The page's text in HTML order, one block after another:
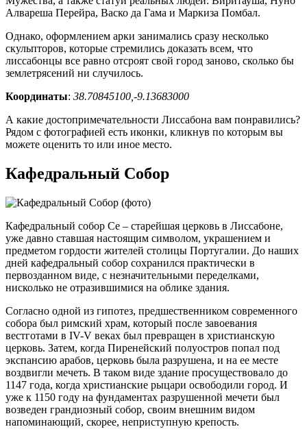
Алвареша Перейра, Васко да Гама и Маркиза Помбал.
Однако, оформлением арки занимались сразу несколько
скульпторов, которые стремились доказать всем, что
лиссабонцы все равно отсроят свой город заново, сколько бы
землетрясений ни случилось.
Координаты: 38.70845100,-9.13683000
А какие достопримечательности Лиссабона вам понравились?
Рядом с фотографией есть иконки, кликнув по которым вы
можете оценить то или иное место.
Кафедральный Собор
Кафедральный собор Се – старейшая церковь в Лиссабоне,
уже давно ставшая настоящим символом, украшением и
предметом гордости жителей столицы Португалии. До наших
дней кафедральный собор сохранился практически в
первозданном виде, с незначительными переделками,
нисколько не отразившимися на облике здания.
Согласно одной из гипотез, предшественником современного
собора был римский храм, который после завоевания
вестготами в IV-V веках был превращен в христианскую
церковь. Затем, когда Пиренейский полуостров попал под
экспансию арабов, церковь была разрушена, и на ее месте
воздвигли мечеть. В таком виде здание просуществовало до
1147 года, когда христианские рыцари освободили город. И
уже к 1150 году на фундаментах разрушенной мечети был
возведен грандиозный собор, своим внешним видом
напоминающий, скорее, неприступную крепость.